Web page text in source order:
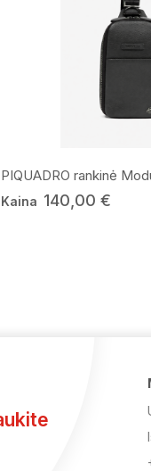
PIQUADRO rankinė
Kaina 140,00 €